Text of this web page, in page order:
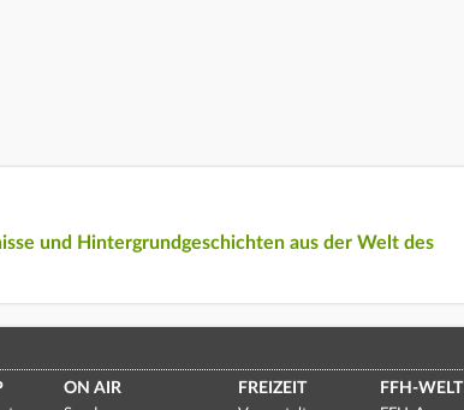
und Hintergrundgeschichten aus der Welt des
ON AIR FREIZEIT FFH-WELT